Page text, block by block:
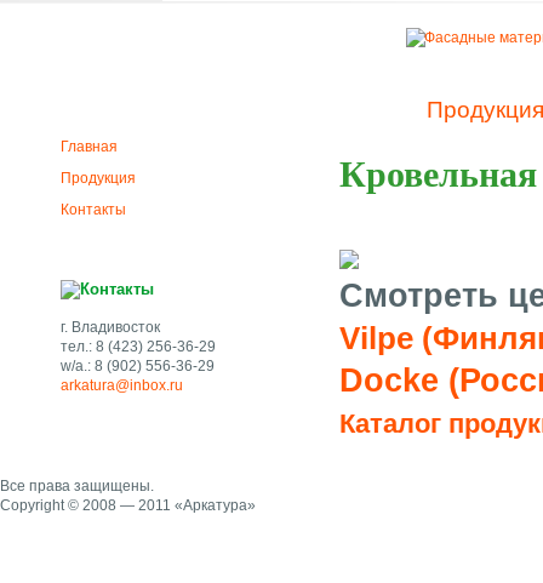
Главная
Продукция
Контакты
г. Владивосток
тел.: 8 (423) 256-36-29
w/a.: 8 (902) 556-36-29
arkatura@inbox.ru
Продукция
Смотреть
Vilpe
Docke
Каталог
Все права защищены.
Copyright © 2008 — 2011 «Аркатура»